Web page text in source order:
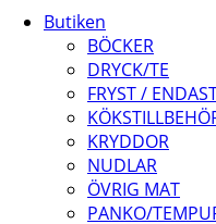
Butiken
BÖCKER
DRYCK/TE
FRYST /
KRYDDOR
NUDLAR
ÖVRIG MAT
PANKO/